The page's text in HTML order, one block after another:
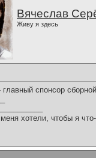
Вячеслав
Живу я здесь
спонсор
хотели, чтобы я